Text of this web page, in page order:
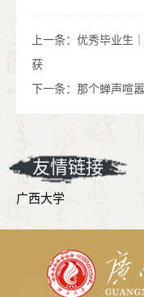
上一条： 优秀毕业生
获
下一条： 那个蝉声喧
友情链接
广西大学